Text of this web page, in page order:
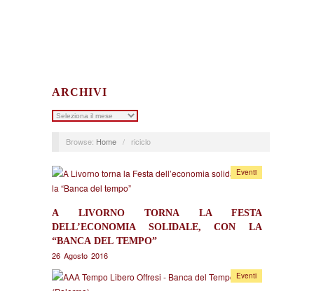
ARCHIVI
Archivi
Browse: Home / riciclo
A LIVORNO TORNA LA FESTA
DELL’ECONOMIA SOLIDALE, CON LA
“BANCA DEL TEMPO”
26 Agosto 2016
Eventi
Eventi